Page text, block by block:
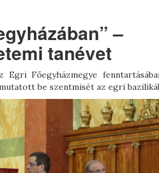
–
tanévet
Főegyházmegye
be szentmisét az egri